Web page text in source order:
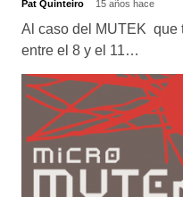
Pat Quinteiro 15 años hace
Al caso del MUTEK que
entre el 8 y el 11…